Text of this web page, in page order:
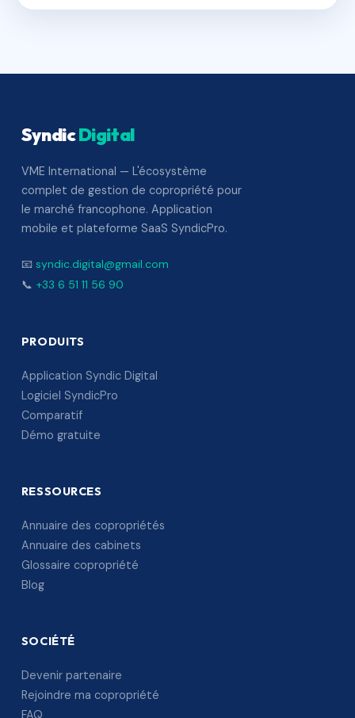
SyndicDigital
VME International — L'écosystème
complet de gestion de copropriété pour
le marché francophone. Application
mobile et plateforme SaaS SyndicPro.
📧 syndic.digital@gmail.com
📞 +33 6 51 11 56 90
PRODUITS
Application Syndic Digital
Logiciel SyndicPro
Comparatif
Démo gratuite
RESSOURCES
Annuaire des copropriétés
Annuaire des cabinets
Glossaire copropriété
Blog
SOCIÉTÉ
Devenir partenaire
Rejoindre ma copropriété
FAQ